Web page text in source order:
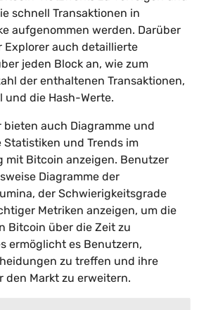
schnell Transaktionen in
aufgenommen werden. Darüber
Explorer auch detaillierte
jeden Block an, wie zum
der enthaltenen Transaktionen,
und die Hash-Werte.
bieten auch Diagramme und
Statistiken und Trends im
mit Bitcoin anzeigen. Benutzer
Diagramme der
der Schwierigkeitsgrade
Metriken anzeigen, um die
Bitcoin über die Zeit zu
ermöglicht es Benutzern,
zu treffen und ihre
den Markt zu erweitern.